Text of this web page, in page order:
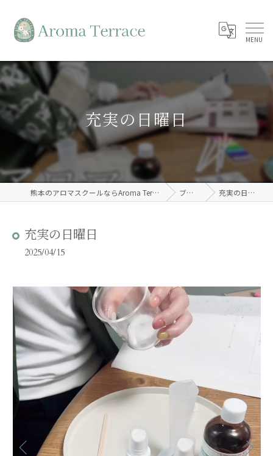
充実の日曜日
熊本のアロマスクールならAroma Terrace ブログ 充実の日曜日
充実の日曜日
2025/04/15